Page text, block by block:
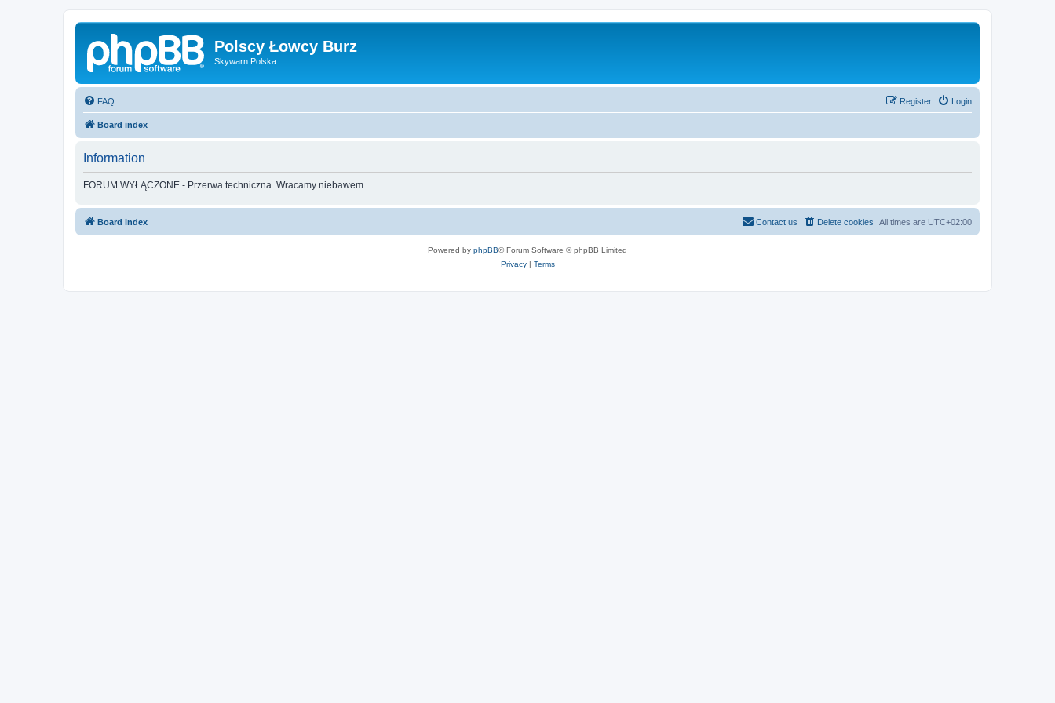
Polscy Łowcy Burz
Skywarn Polska
FAQ Login
Register
Board index
Information
FORUM WYŁĄCZONE - Przerwa techniczna. Wracamy niebawem
Board index All times are UTC+02:00
Delete cookies
Contact us
Powered by phpBB® Forum Software © phpBB Limited
Privacy| Terms